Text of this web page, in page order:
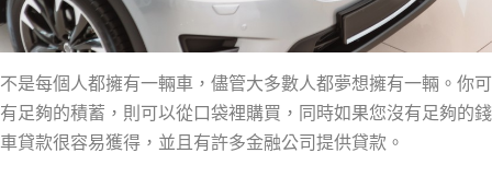
不是每個人都擁有一輛車，儘管大多數人都夢想擁有一輛。你
有足夠的積蓄，則可以從口袋裡購買，同時如果您沒有足夠的
車貸款很容易獲得，並且有許多金融公司提供貸款。